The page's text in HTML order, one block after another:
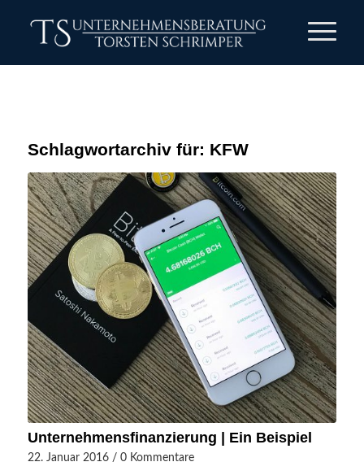
Schlagwortarchiv für: KFW
Unternehmensfinanzierung | Ein Beispiel
22. Januar 2016 / 0 Kommentare